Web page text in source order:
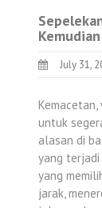
July 31,
untuk
alasan di
yang terjadi
yang
jarak,